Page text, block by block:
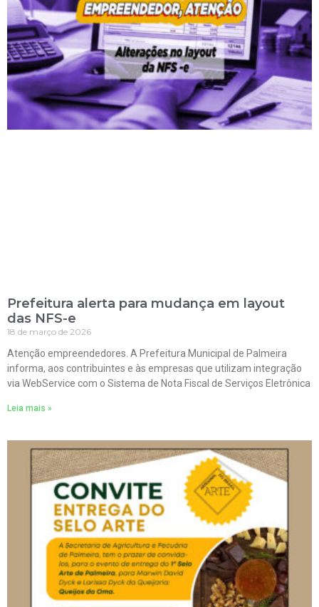
Prefeitura alerta para mudança em layout
das NFS-e
18 de março de 2026
Atenção empreendedores. A Prefeitura Municipal de Palmeira
informa, aos contribuintes e às empresas que utilizam integração
via WebService com o Sistema de Nota Fiscal de Serviços Eletrônica
Leia mais »